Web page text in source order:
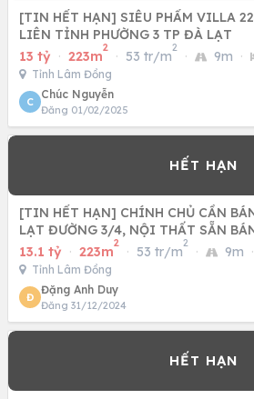
[TIN HẾT HẠN] SIÊU PHẨM VILLA 223M2 GẦN
LIÊN TỈNH PHƯỜNG 3 TP ĐÀ LẠT
13 tỷ · 223m
2
· 53 tr/m
2
· 9m ·
Tỉnh Lâm Đồng
C
Chúc Nguyễn
Đăng 01/02/2025
[TIN HẾT HẠN] CHÍNH CHỦ CẦN
LẠT ĐƯỜNG 3/4, NỘI THẤT SẴN
THÁNG, 13,1TỶ THƯƠNG
13.1 tỷ · 223m
2
· 53 tr/m
2
· 9m ·
Tỉnh Lâm Đồng
Đ
Đặng Anh Duy
Đăng 31/12/2024